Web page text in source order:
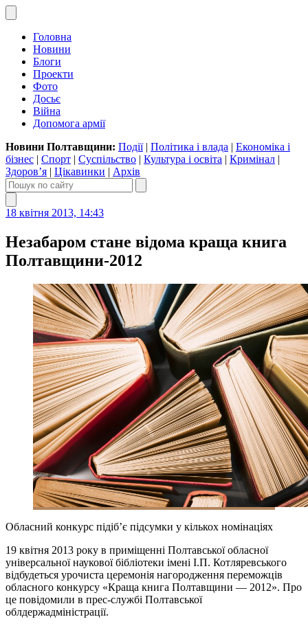
Головна
Новини
Блоги
Проекти
Фото
Досьє
Війна
Допомога армії
Новини Полтавщини: Події| Політика і влада | Економіка і
бізнес | Спорт | Суспільство | Культура і освіта | Кримінал |
Здоров’я | Цікавинки | Архів
18 квітня 2013, 14:43
Незабаром стане відома краща книга
Полтавщини-2012
Обласний конкурс підіб’є підсумки у кількох номінаціях
19 квітня 2013 року в приміщенні Полтавської обласної
універсальної наукової бібліотеки імені І.П. Котляревського
відбудеться урочиста церемонія нагородження переможців
обласного конкурсу «Краща книга Полтавщини — 2012». Про
це повідомили в прес-службі Полтавської
облдержадміністрації.